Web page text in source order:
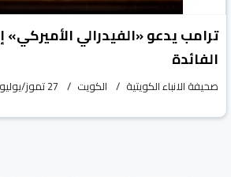
ترامب يدعو «الفيدرالي
الفائدة
صحيفة الانباء الكويتية الكويت 27 تموز/يوليو 2026